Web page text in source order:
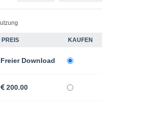
PREIS
KAUFEN
Freier Download
200.00